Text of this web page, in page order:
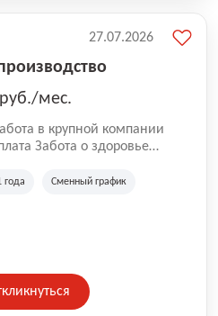
мес.
Забота о здоровье
и карьерного роста
для постоянного
года Сменный график
27.07.2026